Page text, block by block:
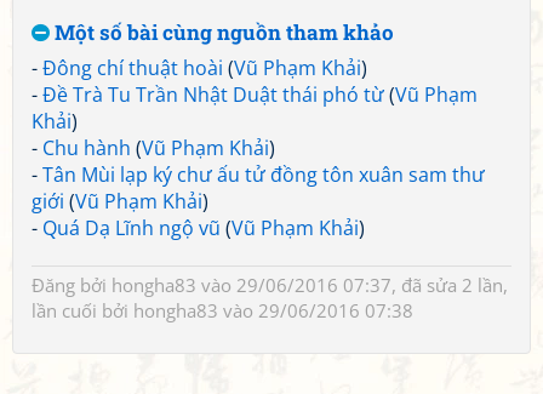
Một số bài cùng nguồn tham khảo
-Đông chí thuật hoài (Vũ Phạm Khải)
-Đề Trà Tu Trần Nhật Duật thái phó từ(Vũ Phạm
Khải)
- Chu hành (Vũ Phạm Khải)
-Tân Mùi lạp ký chư ấu tử đồng tôn xuân sam thư
giới (Vũ Phạm Khải)
- Quá Dạ Lĩnh ngộ vũ (Vũ Phạm Khải)
Đăng bởi hongha83 vào 29/06/2016 07:37, đã sửa 2 lần,
lần cuối bởi hongha83 vào 29/06/2016 07:38